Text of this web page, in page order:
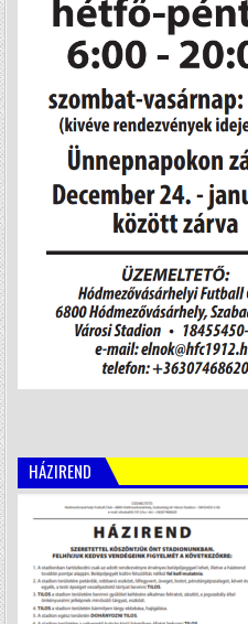
HÁZIREND